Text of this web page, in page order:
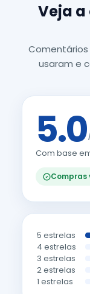
Veja
usaram e
5.0
Com base
5 estrelas
4 estrelas
3 estrelas
2 estrelas
1 estrelas